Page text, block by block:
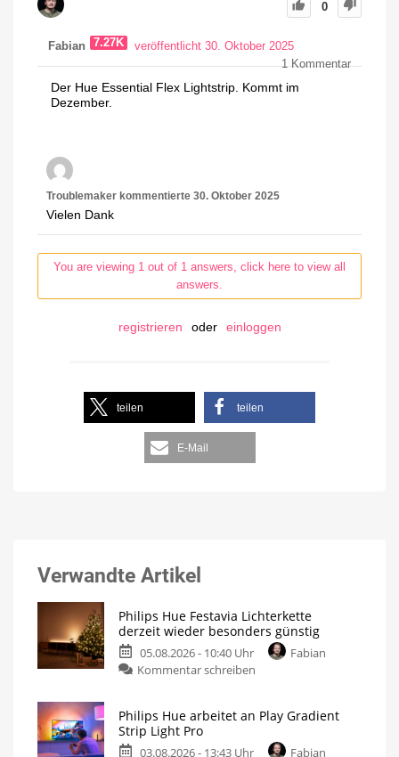
0
Fabian 7.27K
veröffentlicht 30. Oktober 2025
1Kommentar
Der Hue Essential Flex Lightstrip. Kommt im
Dezember.
Troublemaker kommentierte 30. Oktober 2025
Vielen Dank
You are viewing 1 out of 1 answers, click here to view all
answers.
registrieren oder einloggen
teilen teilen
E-Mail
Verwandte Artikel
Philips Hue Festavia Lichterkette
derzeit wieder besonders günstig
05.08.2026 - 10:40 Uhr
Fabian
Kommentar schreiben
Philips Hue arbeitet an Play Gradient
Strip Light Pro
03.08.2026 - 13:43 Uhr
Fabian